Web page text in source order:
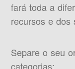
fará toda a
recursos e dos
Separe o seu
categorias: